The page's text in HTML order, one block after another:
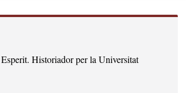
Historiador per la Universitat